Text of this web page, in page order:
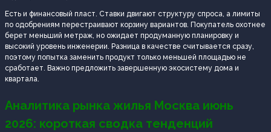
Есть и финансовый пласт. Ставки двигают структуру спроса, а лимиты
по одобрениям перестраивают корзину вариантов. Покупатель охотнее
берет меньший метраж, но ожидает продуманную планировку и
высокий уровень инженерии. Разница в качестве считывается сразу,
поэтому попытка заменить продукт только меньшей площадью не
сработает. Важно предложить завершенную экосистему дома и
квартала.
Аналитика рынка жилья Москва июнь
2026: короткая сводка тенденций